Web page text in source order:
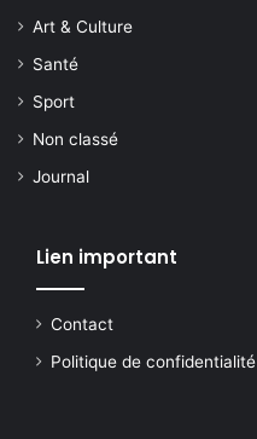
Art & Culture
Santé
Sport
Non classé
Journal
Lien important
Contact
Politique de confidentialité